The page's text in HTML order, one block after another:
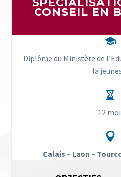
CONSEIL EN


Diplôme du Ministère de
la


12


Calais – Laon –